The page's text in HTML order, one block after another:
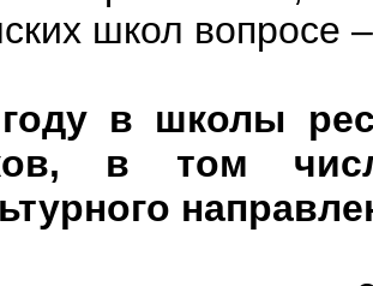
школ вопросе
в школы
в том